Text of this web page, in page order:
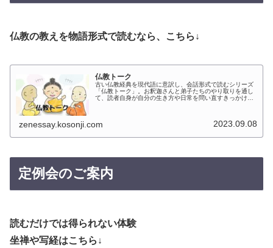
仏教の教えを物語形式で読むなら、こちら↓
仏教トーク
古い仏教経典を現代語に意訳し、会話形式で読むシリーズ
「仏教トーク」。お釈迦さんと弟子たちのやり取りを通し
て、読者自身が自分の生き方や日常を問い直すきっかけを
zenessay.kosonji.com 2023.09.08
定例会のご案内
読むだけでは得られない体験
坐禅や写経はこちら↓